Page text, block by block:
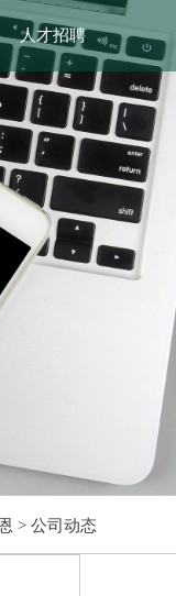
人才招聘
> 公司动态